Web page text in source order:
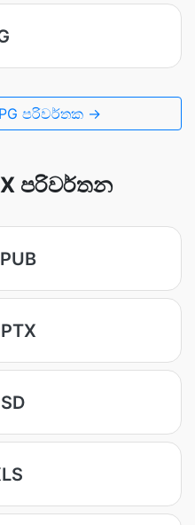
පරිවර්තක →
පරිවර්තන